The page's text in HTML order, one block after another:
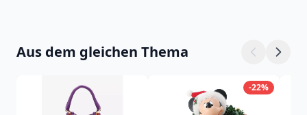
Aus dem gleichen Thema
-22%